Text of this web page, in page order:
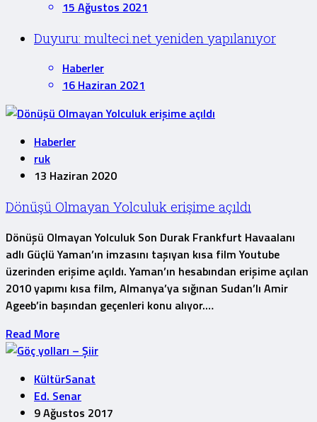
15 Ağustos 2021
Duyuru: multeci.net yeniden yapılanıyor
Haberler
16 Haziran 2021
Haberler
ruk
13 Haziran 2020
Dönüşü Olmayan Yolculuk erişime açıldı
Dönüşü Olmayan Yolculuk Son Durak Frankfurt Havaalanı
adlı Güçlü Yaman’ın imzasını taşıyan kısa film Youtube
üzerinden erişime açıldı. Yaman’ın hesabından erişime açılan
2010 yapımı kısa film, Almanya’ya sığınan Sudan’lı Amir
Ageeb’in başından geçenleri konu alıyor.…
Read More
KültürSanat
Ed. Senar
9 Ağustos 2017